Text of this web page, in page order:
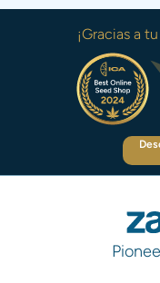
¡Gracias a